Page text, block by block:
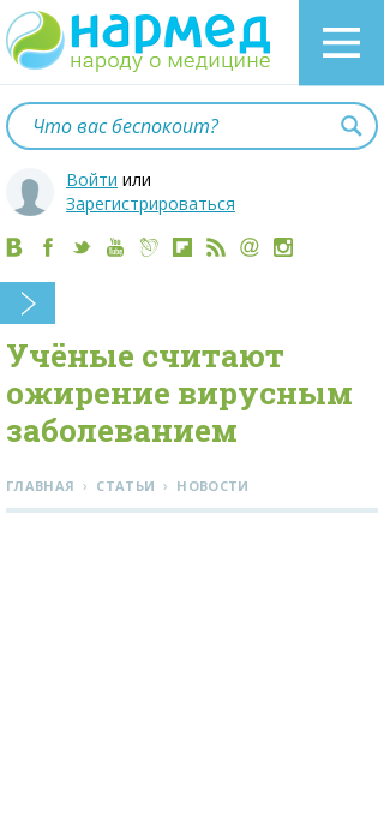
Войти или
Зарегистрироваться
Учёные считают
ожирение вирусным
заболеванием
ГЛАВНАЯ › СТАТЬИ › НОВОСТИ